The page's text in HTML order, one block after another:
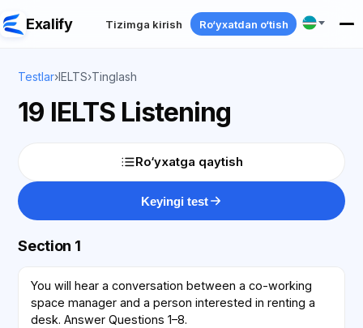
Exalify Tizimga kirish Ro‘yxatdan o‘tish
Testlar›IELTS›Tinglash
19 IELTS Listening
Ro‘yxatga qaytish
Keyingi test
Section 1
You will hear a conversation between a co-working
space manager and a person interested in renting a
desk. Answer Questions 1–8.